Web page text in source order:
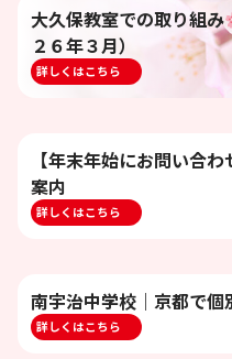
大久保教室での取り組み
２６年３月）
詳しくはこちら
【年末年始にお問い合
案内
詳しくはこちら
南宇治中学校｜京都で個
詳しくはこちら